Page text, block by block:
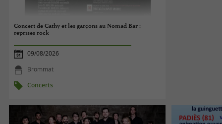
Concert de Cathy et les garçons au Nomad Bar :
reprises rock
09/08/2026
Brommat
Concerts